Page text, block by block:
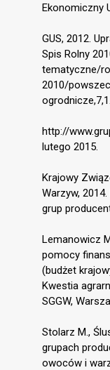
Ekonomiczny
GUS, 2012.
Spis Rolny
tematyczne/
2010/
http://
lutego 2015.
Krajowy
Warzyw,
grup
Lemanowicz
pomocy
(budżet
Kwestia
SGGW,
Stolarz M.,
grupach
owoców i